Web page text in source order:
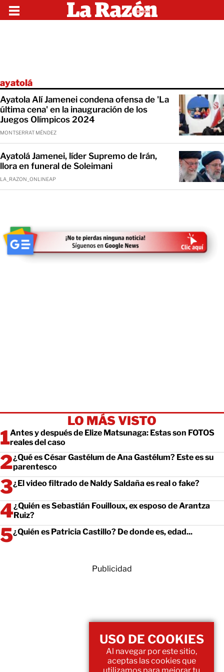
ayatolá
Ayatola Alí Jamenei condena ofensa de 'La
última cena' en la inauguración de los
Juegos Olímpicos 2024
MONTSERRAT MÉNDEZ
Ayatolá Jamenei, líder Supremo de Irán,
llora en funeral de Soleimani
LA_RAZON_ONLINEAP
LO MÁS VISTO
Antes y después de Elize Matsunaga: Estas son FOTOS
reales del caso
¿Qué es César Gastélum de Ana Gastélum? Este es su
parentesco
¿El video filtrado de Naldy Saldaña es real o fake?
¿Quién es Sebastián Fouilloux, ex esposo de Arantza
Ruiz?
¿Quién es Patricia Castillo? De donde es, edad...
Publicidad
USO DE COOKIES
Al navegar por este sitio,
aceptas las cookies que